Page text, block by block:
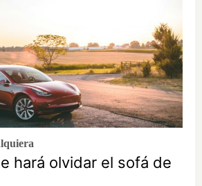
hará olvidar el sofá de